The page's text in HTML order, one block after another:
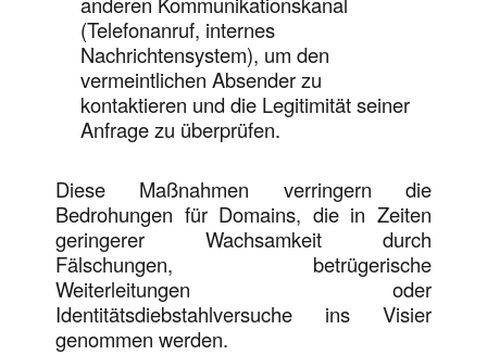
(Telefonanruf, internes
Nachrichtensystem), um den
vermeintlichen Absender zu
kontaktieren und die Legitimität seiner
Anfrage zu überprüfen.
Diese Maßnahmen verringern die
Bedrohungen für Domains, die in Zeiten
geringerer Wachsamkeit durch
Fälschungen, betrügerische
Weiterleitungen oder
Identitätsdiebstahlversuche ins Visier
genommen werden.